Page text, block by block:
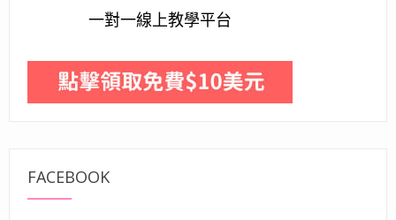
一對一線上教學平台
FACEBOOK